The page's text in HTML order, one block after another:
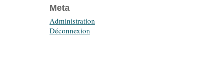
Meta
Administration
Déconnexion